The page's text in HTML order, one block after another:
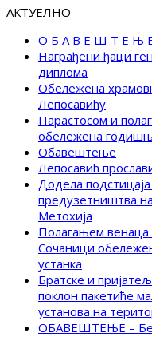
АКТУЕЛНО
О Б А В Е Ш Т Е Њ
Награђени ђаци
диплома
Обележена
Лепосавићу
Парастосом и
обележена
Обавештење
Лепосавић
Додела
предузетништва
Метохија
Полагањем венаца
Сочаници
устанка
Братске и
поклон пакетиће
установа на
ОБАВЕШТЕЊЕ –